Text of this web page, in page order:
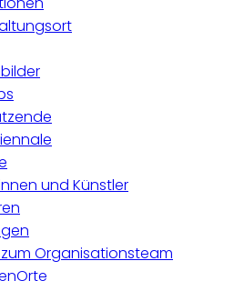
und Künstler
Organisationsteam